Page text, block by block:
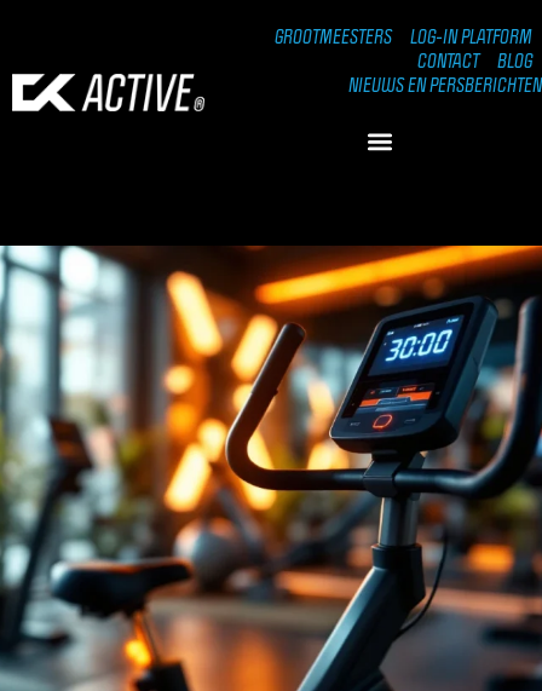
GROOTMEESTERS
LOG-IN PLATFORM
CONTACT
BLOG
NIEUWS EN PERSBERICHTEN